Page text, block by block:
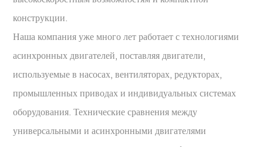
конструкции.
Наша компания уже много лет работает с технологиями
асинхронных двигателей, поставляя двигатели,
используемые в насосах, вентиляторах, редукторах,
промышленных приводах и индивидуальных системах
оборудования. Технические сравнения между
универсальными и асинхронными двигателями